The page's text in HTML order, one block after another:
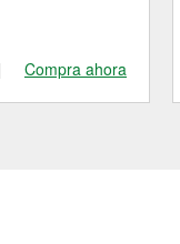
Compra ahora